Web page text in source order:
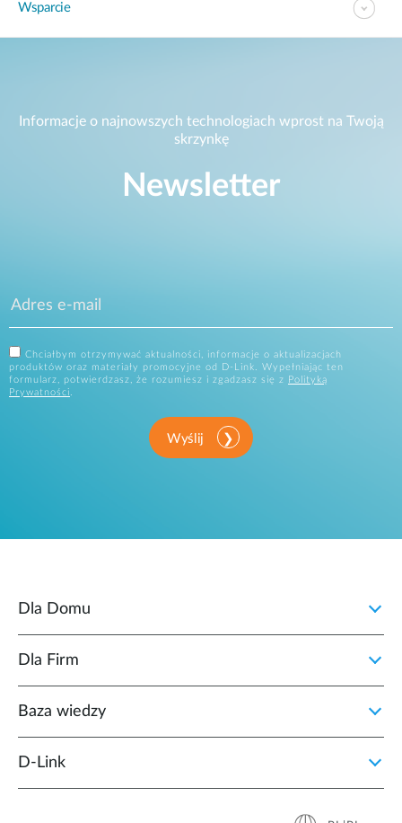
Wsparcie
Informacje o najnowszych technologiach wprost na Twoją
skrzynkę
Newsletter
Chciałbym otrzymywać aktualności, informacje o aktualizacjach
produktów oraz materiały promocyjne od D-Link. Wypełniając ten
formularz, potwierdzasz, że rozumiesz i zgadzasz się z
Polityką
Prywatności.
Wyślij
Dla Domu
Dla Firm
Baza wiedzy
D‑Link